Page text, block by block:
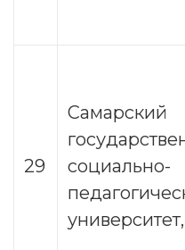
29
Самарский
социально-